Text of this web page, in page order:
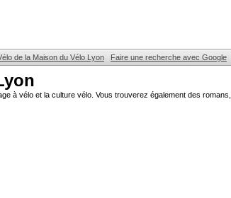
de la Maison du Vélo Lyon Faire une recherche avec Google
à vélo et la culture vélo. Vous trouverez également des